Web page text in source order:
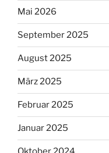
Mai 2026
September 2025
August 2025
März 2025
Februar 2025
Januar 2025